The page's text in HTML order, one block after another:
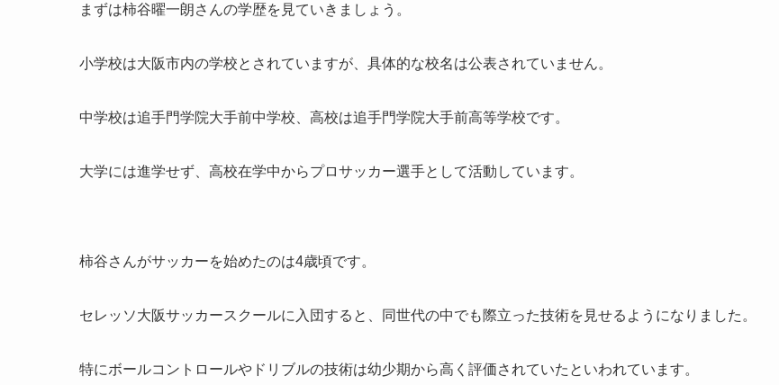
まずは柿谷曜一朗さんの学歴を見ていきましょう。
小学校は大阪市内の学校とされていますが、具体的な校名は公表されていません。
中学校は追手門学院大手前中学校、高校は追手門学院大手前高等学校です。
大学には進学せず、高校在学中からプロサッカー選手として活動しています。
柿谷さんがサッカーを始めたのは4歳頃です。
セレッソ大阪サッカースクールに入団すると、同世代の中でも際立った技術を見せるようになりました。
特にボールコントロールやドリブルの技術は幼少期から高く評価されていたといわれています。